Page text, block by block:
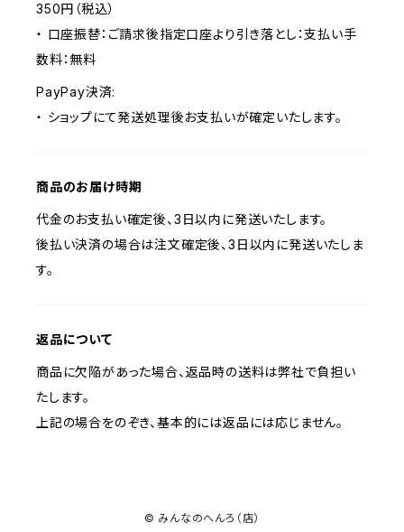
350円（税込）
・ 口座振替：ご請求後指定口座より引き落とし：支払い手
数料：無料
PayPay決済:
・ ショップにて発送処理後お支払いが確定いたします。
商品のお届け時期
代金のお支払い確定後、3日以内に発送いたします。
後払い決済の場合は注文確定後、3日以内に発送いたしま
す。
返品について
商品に欠陥があった場合、返品時の送料は弊社で負担い
たします。
上記の場合をのぞき、基本的には返品には応じません。
© みんなのへんろ（店）